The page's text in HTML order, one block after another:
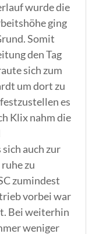
wurde die
ging
Somit
den Tag
sich zum
um dort zu
es
Klix nahm die
auch zur
zu
zumindest
vorbei war
Bei weiterhin
weniger